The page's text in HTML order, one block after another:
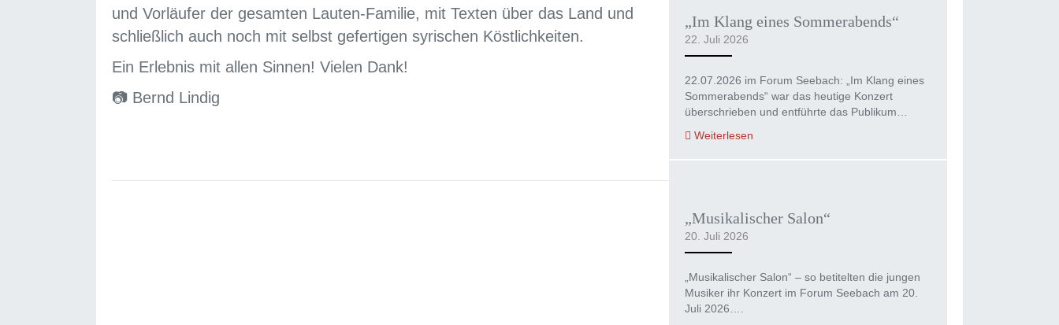
und Vorläufer der gesamten Lauten-Familie, mit Texten über das Land und
schließlich auch noch mit selbst gefertigen syrischen Köstlichkeiten.
Ein Erlebnis mit allen Sinnen! Vielen Dank!
📷 Bernd Lindig
„Im Klang eines Sommerabends“
22. Juli 2026
22.07.2026 im Forum Seebach: „Im Klang eines
Sommerabends“ war das heutige Konzert
überschrieben und entführte das Publikum…
Weiterlesen
„Musikalischer Salon“
20. Juli 2026
„Musikalischer Salon“ – so betitelten die jungen
Musiker ihr Konzert im Forum Seebach am 20.
Juli 2026….